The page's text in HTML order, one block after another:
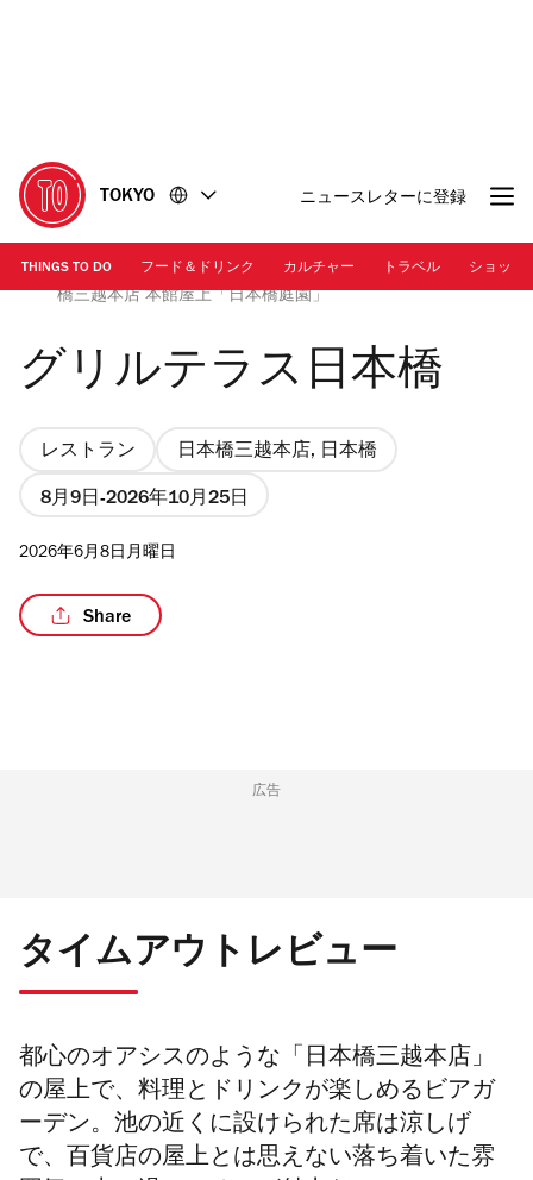
に
移
動
移
動
TOKYO ニュースレターに登録
THINGS TO DO フード＆ドリンク カルチャー トラベル ショッピ
画像提供：株式会社三越伊勢丹ホールディングス | 日本
橋三越本店 本館屋上「日本橋庭園」
グリルテラス日本橋
レストラン 日本橋三越本店, 日本橋
8月9日 2026年10月25日
2026年6月8日月曜日
Share
広告
タイムアウトレビュー
都心のオアシスのような「日本橋三越本店」
の屋上で、料理とドリンクが楽しめるビアガ
ーデン。池の近くに設けられた席は涼しげ
で、百貨店の屋上とは思えない落ち着いた雰